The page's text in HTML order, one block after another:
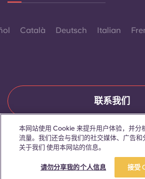
Català Deutsch Italian
联系我们
© 2026。保留所有权利。
本网站中凡出现特定性别词汇之处，均适
本网站使用 Cookie 来提升用户体验，并分
流量。我们还会与我们的社交媒体、广告和
关于我们 使用本网站的信息。
请勿分享我的个人信息 接受